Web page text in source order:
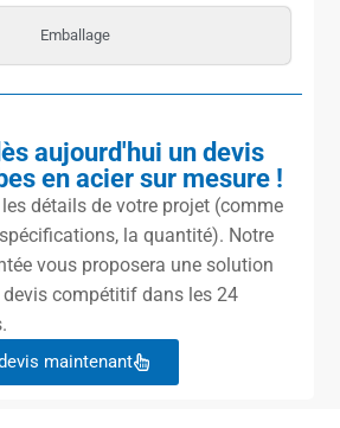
Emballage
aujourd'hui un devis
en acier sur mesure !
détails de votre projet (comme
la quantité). Notre
vous proposera une solution
devis compétitif dans les 24
maintenant